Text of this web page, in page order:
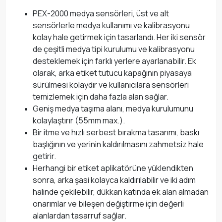
PEX-2000 medya sensörleri, üst ve alt
sensörlerle medya kullanımı ve kalibrasyonu
kolay hale getirmek için tasarlandı. Her iki sensör
de çeşitli medya tipi kurulumu ve kalibrasyonu
desteklemek için farklı yerlere ayarlanabilir. Ek
olarak, arka etiket tutucu kapağının piyasaya
sürülmesi kolaydır ve kullanıcılara sensörleri
temizlemek için daha fazla alan sağlar.
Geniş medya taşıma alanı, medya kurulumunu
kolaylaştırır (55mm max.).
Bir itme ve hızlı serbest bırakma tasarımı, baskı
başlığının ve yerinin kaldırılmasını zahmetsiz hale
getirir.
Herhangi bir etiket aplikatörüne yüklendikten
sonra, arka şasi kolayca kaldırılabilir ve iki adım
halinde çekilebilir, dükkan katında ek alan almadan
onarımlar ve bileşen değiştirme için değerli
alanlardan tasarruf sağlar.